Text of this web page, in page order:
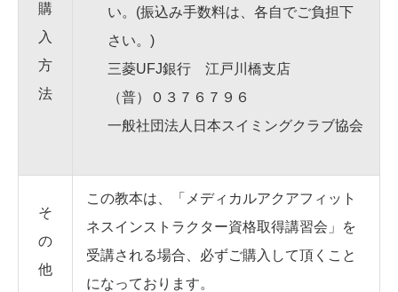
購
入
方
法
い。(振込み手数料は、各自でご負担下
さい。)
三菱UFJ銀行 江戸川橋支店
（普）０３７６７９６
一般社団法人日本スイミングクラブ協会
そ
の
他
この教本は、「メディカルアクアフィット
ネスインストラクター資格取得講習会」を
受講される場合、必ずご購入して頂くこと
になっております。